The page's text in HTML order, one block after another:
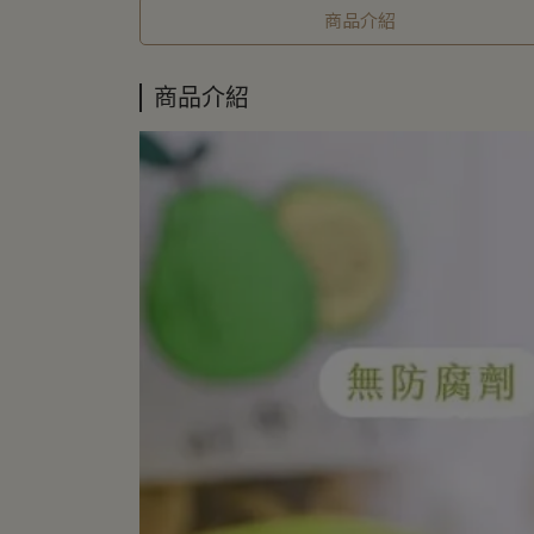
商品介紹
商品介紹